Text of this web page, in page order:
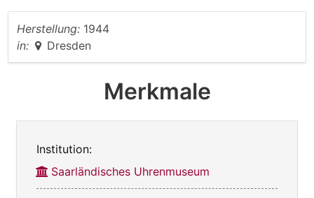
Herstellung: 1944
in:
Dresden
Merkmale
Institution:
Saarländisches Uhrenmuseum